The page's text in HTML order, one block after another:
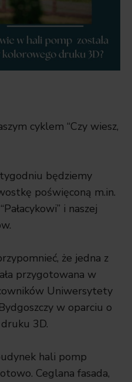
cyklem “Czy wiesz,
będziemy
poświęconą m.in.
i naszej
że jedna z
przygotowana w
Uniwersytety
w oparciu o
3D.
hali pomp
Ceglana fasada,